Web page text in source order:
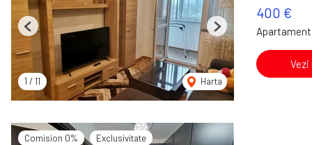
1 / 11 Harta
Previous Next
400 €
Comision 0% Exclusivitate